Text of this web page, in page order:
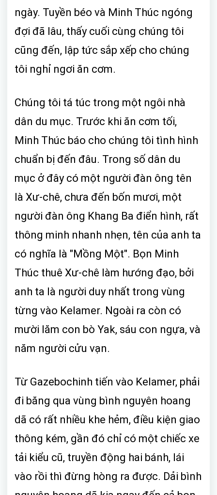
ngày. Tuyền béo và Minh Thúc ngóng
đợi đã lâu, thấy cuối cùng chúng tôi
cũng đến, lập tức sắp xếp cho chúng
tôi nghỉ ngơi ăn cơm.
Chúng tôi tá túc trong một ngôi nhà
dân du mục. Trước khi ăn cơm tối,
Minh Thúc báo cho chúng tôi tình hình
chuẩn bị đến đâu. Trong số dân du
mục ở đây có một người đàn ông tên
là Xư-chê, chưa đến bốn mươi, một
người đàn ông Khang Ba điển hình, rất
thông minh nhanh nhẹn, tên của anh ta
có nghĩa là "Mồng Một". Bọn Minh
Thúc thuê Xư-chê làm hướng đạo, bởi
anh ta là người duy nhất trong vùng
từng vào Kelamer. Ngoài ra còn có
mười lăm con bò Yak, sáu con ngựa, và
năm người cửu vạn.
Từ Gazebochinh tiến vào Kelamer, phải
đi băng qua vùng bình nguyên hoang
dã có rất nhiều khe hẻm, điều kiện giao
thông kém, gần đó chỉ có một chiếc xe
tải kiểu cũ, truyền động hai bánh, lái
vào rồi thì đừng hòng ra được. Dải bình